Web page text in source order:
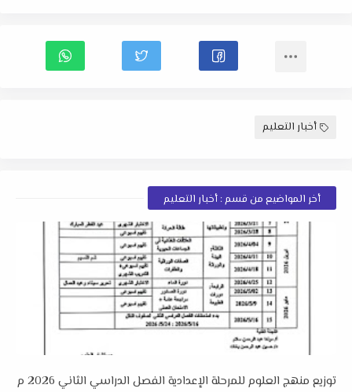
أخبار التعليم
أخر المواضيع من قسم : أخبار التعليم
توزيع منهج العلوم للمرحلة الإعدادية الفصل الدراسي الثاني 2026 م